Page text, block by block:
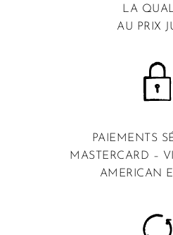
LA
AU PRIX
PAIEMENTS
MASTERCARD –
AMERICAN